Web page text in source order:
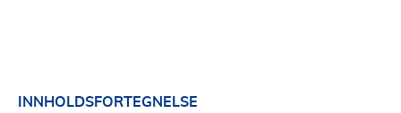
INNHOLDSFORTEGNELSE